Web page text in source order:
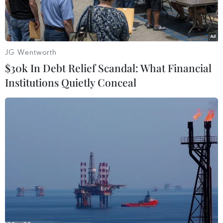
Nhập mô tả cho ảnhĐại diện 11 hội đồng hương các tỉnh tại
Kharkov và các tổ chức hội đoàn tham dự Lễ Giỗ Tổ Hùng
Vương. (Ảnh: Dương Trí/TTXVN)
Theo phóng viên TTXVN tại Đông Âu, hòa chung
trong không khí cả nước, chiều 13/4, Cộng đồng
JG Wentworth
$30k In Debt Relief Scandal: What Financial
Institutions Quietly Conceal